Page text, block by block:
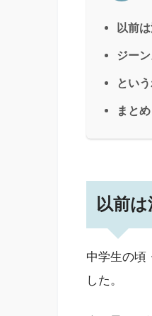
以前
ジー
とい
まとめ
以前
中学生の頃
した。